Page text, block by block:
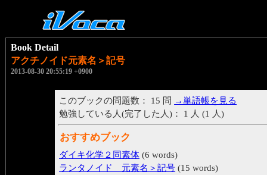
Book Detail
アクチノイド元素名＞記号
2013-08-30 20:55:19 +0900
このブックの問題数： 15 問 →単語帳を見る
勉強している人(完了した人)： 1 人 (1 人)
おすすめブック
ダイキ化学２同素体 (6 words)
ランタノイド 元素名＞記号 (15 words)